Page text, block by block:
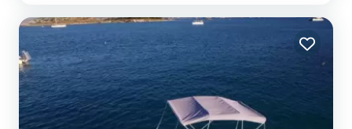
€ pro Stunde. Das Boot ist haftpflichtversichert. J...